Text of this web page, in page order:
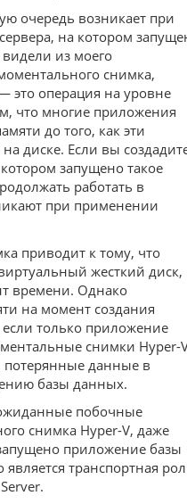
очередь возникает при
на котором
из моего
снимка,
это операция на уровне
что многие приложения
до того, как эти
диске. Если вы
запущено такое
работать в
при применении
приводит к тому, что
жесткий диск,
времени. Однако
на момент создания
только приложение
снимки Hyper-
данные в
базы данных.
побочные
снимка Hyper-V, даже
приложение базы
транспортная